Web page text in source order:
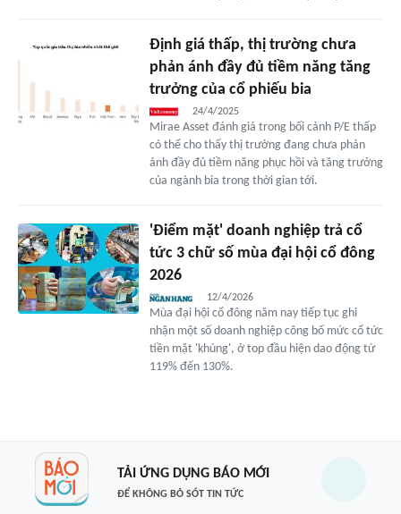
Định giá thấp, thị trường chưa
phản ánh đầy đủ tiềm năng tăng
trưởng của cổ phiếu bia
24/4/2025
Mirae Asset đánh giá trong bối cảnh P/E thấp
có thể cho thấy thị trường đang chưa phản
ánh đầy đủ tiềm năng phục hồi và tăng trưởng
của ngành bia trong thời gian tới.
'Điểm mặt' doanh nghiệp trả cổ
tức 3 chữ số mùa đại hội cổ đông
2026
12/4/2026
Mùa đại hội cổ đông năm nay tiếp tục ghi
nhận một số doanh nghiệp công bố mức cổ tức
tiền mặt 'khủng', ở top đầu hiện dao động từ
119% đến 130%.
TẢI ỨNG DỤNG BÁO MỚI
ĐỂ KHÔNG BỎ SÓT TIN TỨC